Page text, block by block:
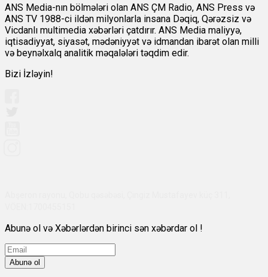
ANS Media-nın bölmələri olan ANS ÇM Radio, ANS Press və
ANS TV 1988-ci ildən milyonlarla insana Dəqiq, Qərəzsiz və
Vicdanlı multimedia xəbərləri çatdırır. ANS Media maliyyə,
iqtisadiyyat, siyasət, mədəniyyət və idmandan ibarət olan milli
və beynəlxalq analitik məqalələri təqdim edir.
Bizi İzləyin!
Abunə ol və Xəbərlərdən birinci sən xəbərdar ol !
Abunə ol